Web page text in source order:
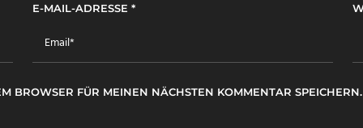
E-MAIL-ADRESSE *
BROWSER FÜR MEINEN NÄCHSTEN KOMMENTAR SPEICHERN.